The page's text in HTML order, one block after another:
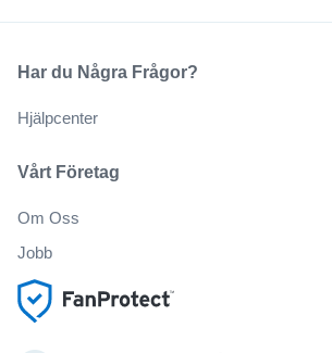
Vårt Företag
Om Oss
Jobb
Har du Några Frågor?
Hjälpcenter